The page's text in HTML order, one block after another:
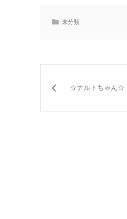
未分類
☆ナルトちゃん☆